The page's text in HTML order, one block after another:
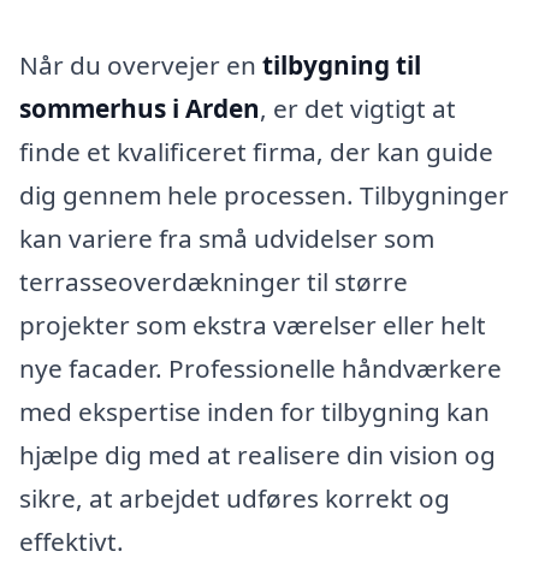
Når du overvejer en tilbygning til
sommerhus i Arden, er det vigtigt at
finde et kvalificeret firma, der kan guide
dig gennem hele processen. Tilbygninger
kan variere fra små udvidelser som
terrasseoverdækninger til større
projekter som ekstra værelser eller helt
nye facader. Professionelle håndværkere
med ekspertise inden for tilbygning kan
hjælpe dig med at realisere din vision og
sikre, at arbejdet udføres korrekt og
effektivt.